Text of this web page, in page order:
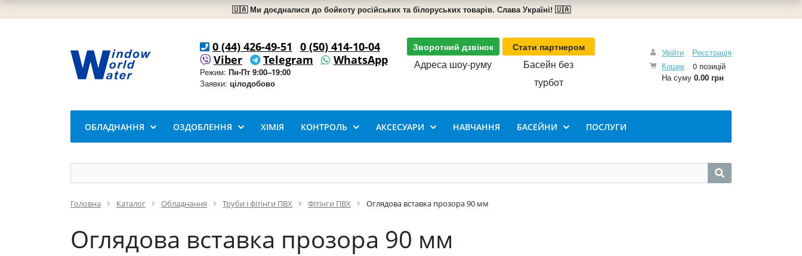
🇺🇦 Ми доєдналися до бойкоту російських та білоруських товарів. Слава Україні! 🇺🇦
Увійти
Реєстрація
Кошик
0 позицій
На суму 0.00 грн
0 (44) 426-49-51
0 (50) 414-10-04
Viber
Telegram WhatsApp
Режим: Пн-Пт 9:00–19:00
Заявки: цілодобово
Зворотний дзвінок Стати партнером
Адреса шоу-руму
Басейн без
турбот
ОБЛАДНАННЯ ОЗДОБЛЕННЯ ХІМІЯ КОНТРОЛЬ АКСЕСУАРИ НАВЧАННЯ БАСЕЙНИ ПОСЛУГИ
Головна Каталог Обладнання Труби і фітінги ПВХ Фітінги ПВХ Оглядова вставка прозора 90 мм
Оглядова вставка прозора 90 мм